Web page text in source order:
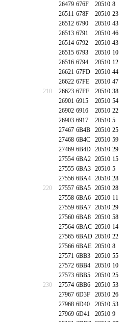
26479 676F 20510 8
26511 678F 20510 23
26512 6790 20510 43
26513 6791 20510 46
26514 6792 20510 43
26515 6793 20510 10
26516 6794 20510 12
26621 67FD 20510 44
26622 67FE 20510 47
210
26623 67FF 20510 38
26901 6915 20510 54
26902 6916 20510 22
26903 6917 20510 5
27467 6B4B 20510 25
27468 6B4C 20510 59
27469 6B4D 20510 29
27554 6BA2 20510 15
27555 6BA3 20510 5
27556 6BA4 20510 28
220
27557 6BA5 20510 28
27558 6BA6 20510 11
27559 6BA7 20510 29
27560 6BA8 20510 58
27564 6BAC 20510 14
27565 6BAD 20510 22
27566 6BAE 20510 8
27571 6BB3 20510 55
27572 6BB4 20510 10
27573 6BB5 20510 25
230
27574 6BB6 20510 53
27967 6D3F 20510 26
27968 6D40 20510 53
27969 6D41 20510 9